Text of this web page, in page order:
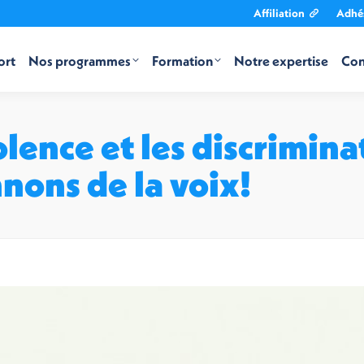
Affiliation
Nos programmes Formation Notre expertise
et les
de la voix!